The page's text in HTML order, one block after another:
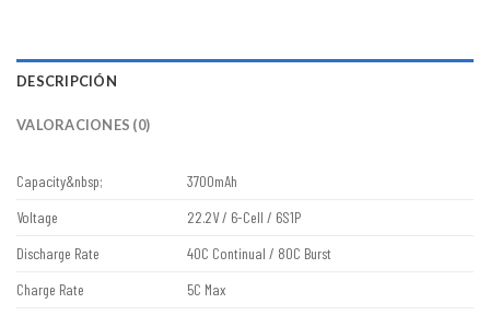
DESCRIPCIÓN
VALORACIONES (0)
Capacity&nbsp;
3700mAh
Voltage
22.2V / 6-Cell / 6S1P
Discharge Rate
40C Continual / 80C Burst
Charge Rate
5C Max